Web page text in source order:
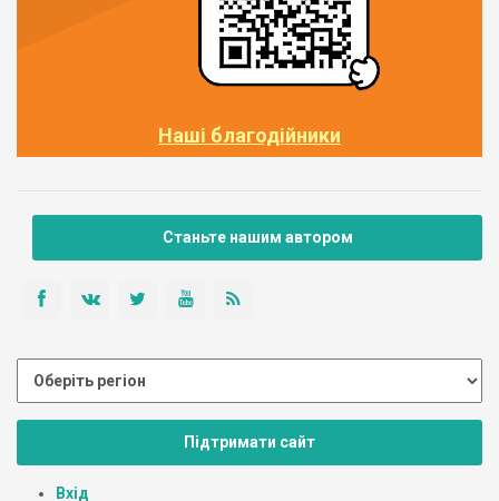
Наші благодійники
Станьте нашим автором
Підтримати сайт
Вхід